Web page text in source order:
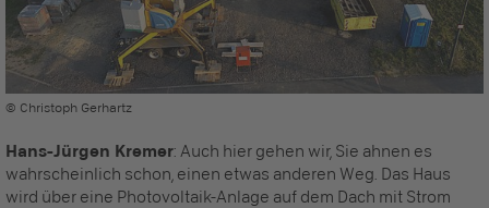
© Christoph Gerhartz
Hans-Jürgen Kremer: Auch hier gehen wir, Sie ahnen es
wahrscheinlich schon, einen etwas anderen Weg. Das Haus
wird über eine Photovoltaik-Anlage auf dem Dach mit Strom